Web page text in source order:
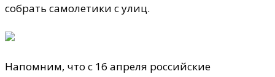
собрать самолетики с улиц.
Напомним, что с 16 апреля российские